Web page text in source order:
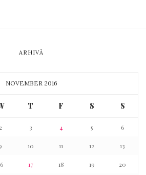
ARHIVĂ
NOVEMBER 2016
T F S S
2 3 4 5 6
10 11 12 13
17 18 19 20